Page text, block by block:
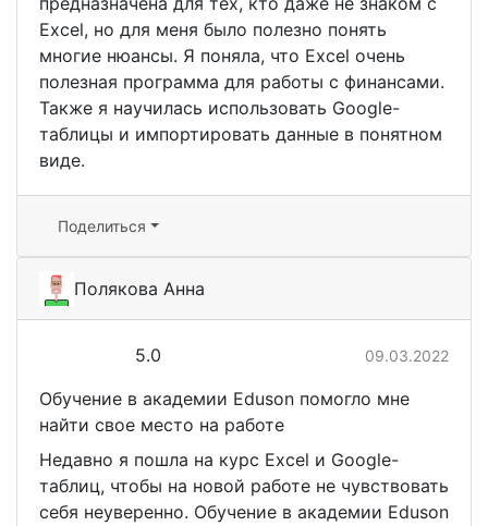
Excel, но для меня было полезно понять
многие нюансы. Я поняла, что Excel очень
полезная программа для работы с финансами.
Также я научилась использовать Google-
таблицы и импортировать данные в понятном
виде.
Поделиться
Полякова Анна
5.0 09.03.2022
Обучение в академии Eduson помогло мне
найти свое место на работе
Недавно я пошла на курс Excel и Google-
таблиц, чтобы на новой работе не чувствовать
себя неуверенно. Обучение в академии Eduson